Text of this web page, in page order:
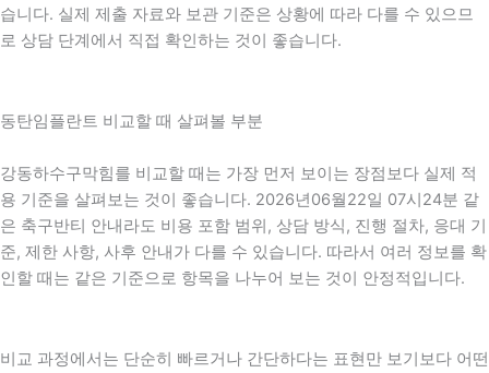
습니다. 실제 제출 자료와 보관 기준은 상황에 따라 다를 수 있으므
로 상담 단계에서 직접 확인하는 것이 좋습니다.
동탄임플란트 비교할 때 살펴볼 부분
강동하수구막힘를 비교할 때는 가장 먼저 보이는 장점보다 실제 적
용 기준을 살펴보는 것이 좋습니다. 2026년06월22일 07시24분 같
은 축구반티 안내라도 비용 포함 범위, 상담 방식, 진행 절차, 응대 기
준, 제한 사항, 사후 안내가 다를 수 있습니다. 따라서 여러 정보를 확
인할 때는 같은 기준으로 항목을 나누어 보는 것이 안정적입니다.
비교 과정에서는 단순히 빠르거나 간단하다는 표현만 보기보다 어떤